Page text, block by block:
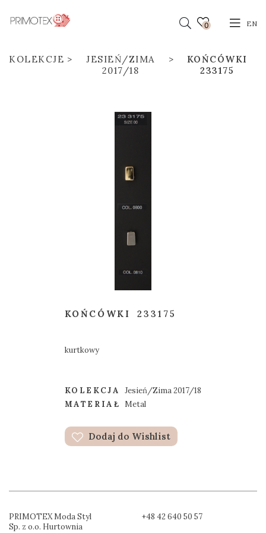
0 EN
KOLEKCJE
JESIEŃ/ZIMA
2017/18
KOŃCÓWKI
233175
KOŃCÓWKI 233175
kurtkowy
KOLEKCJA
Jesień/Zima 2017/18
MATERIAŁ Metal
Dodaj do Wishlist
PRIMOTEX Moda Styl
Sp. z o.o. Hurtownia
+48 42 640 50 57